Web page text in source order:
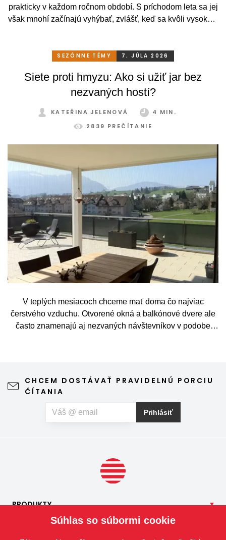
prakticky v každom ročnom období. S príchodom leta sa jej
však mnohí začínajú vyhýbať, zvlášť, keď sa kvôli vysokým
stačí relatívne málo. So správnym, praktickým a šikovným
pohodlne a bez obmedzení po celý rok.
SEZÓNNE TÉMY 7. JÚLA 2026
Siete proti hmyzu: Ako si užiť jar bez
nezvaných hostí?
KATEŘINA JELENOVÁ
4 MIN.
2839 PREČÍTANIE
V teplých mesiacoch chceme mať doma čo najviac
čerstvého vzduchu. Otvorené okná a balkónové dvere ale
často znamenajú aj nezvaných návštevníkov v podobe
leto naplno. Kvalitná sieťka na hmyz zároveň nijako neruší
výhľad z okna ani vzhľad domu, vyžaduje len minimálnu
vás okrem hmyzu trápia aj peľové alergie, môžete zvoliť
špeciálnu sieť proti peľu, ktorá pomáha obmedziť
CHCEM DOSTÁVAŤ PRAVIDELNÚ PORCIU
ČÍTANIA
Prihlásiť
PRODUKTY
SLUŽBYSúhlas so súbormi cookie